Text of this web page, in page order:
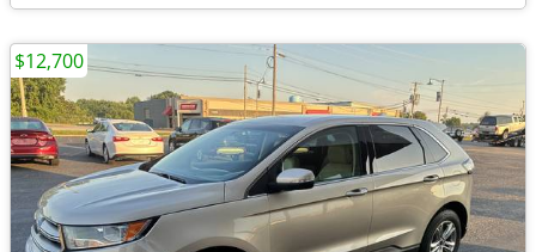
$12,700